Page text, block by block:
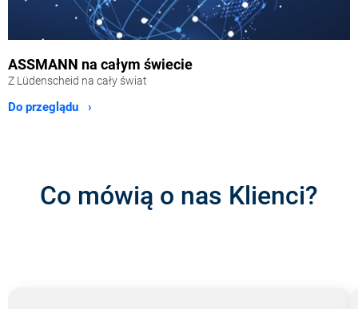
ASSMANN na całym świecie
Z Lüdenscheid na cały świat
Do przeglądu ›
Co mówią o nas Klienci?